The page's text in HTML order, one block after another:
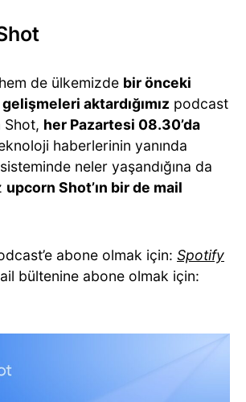
de ülkemizde bir önceki
aktardığımız podcast
Shot, her Pazartesi 08.30’da
haberlerinin yanında
neler yaşandığına da
upcorn Shot’ın bir de mail
abone olmak için: Spotify
bültenine abone olmak için: